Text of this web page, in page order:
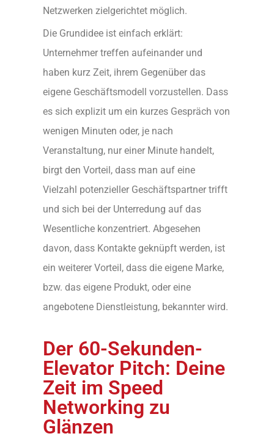
Netzwerken zielgerichtet möglich.
Die Grundidee ist einfach erklärt:
Unternehmer treffen aufeinander und
haben kurz Zeit, ihrem Gegenüber das
eigene Geschäftsmodell vorzustellen. Dass
es sich explizit um ein kurzes Gespräch von
wenigen Minuten oder, je nach
Veranstaltung, nur einer Minute handelt,
birgt den Vorteil, dass man auf eine
Vielzahl potenzieller Geschäftspartner trifft
und sich bei der Unterredung auf das
Wesentliche konzentriert. Abgesehen
davon, dass Kontakte geknüpft werden, ist
ein weiterer Vorteil, dass die eigene Marke,
bzw. das eigene Produkt, oder eine
angebotene Dienstleistung, bekannter wird.
Der 60-Sekunden-
Elevator Pitch: Deine
Zeit im Speed
Networking zu
Glänzen